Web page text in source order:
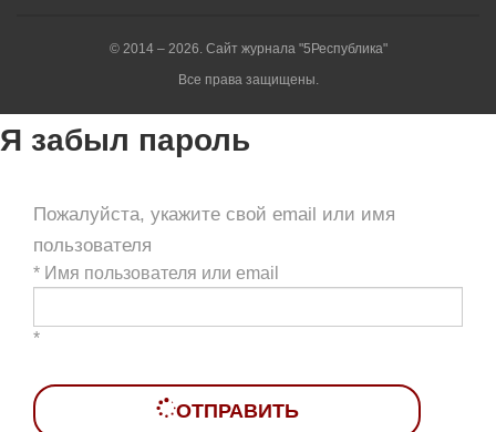
© 2014 – 2026. Сайт журнала "5Республика"
Все права защищены.
Я забыл пароль
Пожалуйста, укажите свой email или имя
пользователя
* Имя пользователя или email
*
ОТПРАВИТЬ